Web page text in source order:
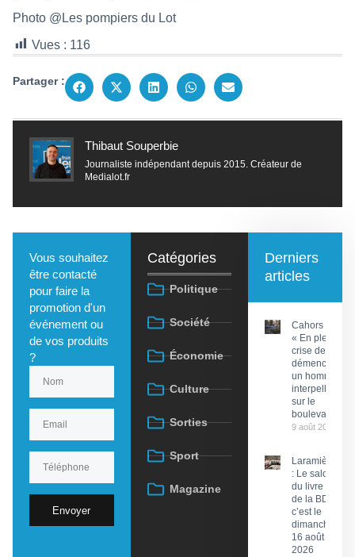
Photo @Les pompiers du Lot
Vues : 116
Partager :
Thibaut Souperbie
Journaliste indépendant depuis 2015. Créateur de
Medialot.fr
Vous souhaitez
être contacté
pour faire la
promotion d'un
événement ou
de vos produits
?
Envoyer
Catégories
Politique
Société
Économie
Culture
Sorties
Sport
Magazine
Derniers
articles
Cahors :
« En pleine
crise de
démence »,
un homme
interpellé
sur le
boulevard
9 août 2026
Laramière
: Le salon
du livre et
de la BD,
c’est le
dimanche
16 août
2026